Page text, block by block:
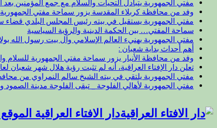
مفتي الجمهورية يتبادل التحيات والسلام مع جمع المؤمنين بعد
وفد من محافظة كربلاء المقدسة يزور سماحة مفتي الجمهورية
مفتي الجمهورية يستقبل في بيته رئيس المجلس البلدي
سماحة المفتي… بين الحكمة الدينية والرؤية السياسية
مفتي الجمهورية يهنيء العالم الإسلامي وآل بيت رسول الله
أهم أحداث بداية شعبان :
وفد من محافظة الأنبار يزور سماحة مفتي الجمهورية للسلام
تعلن دار الإفتاء العراقية، أنه لم تثبت رؤية هلال شهر شعبان لعام
مفتي الجمهورية يلتقي في بيته الشيخ سالم النمراوي من
مفتي الجمهورية لأهالي الفلوجة _ تبقى الفلوجة مدينة الصمود
دار الافتاء العراقية